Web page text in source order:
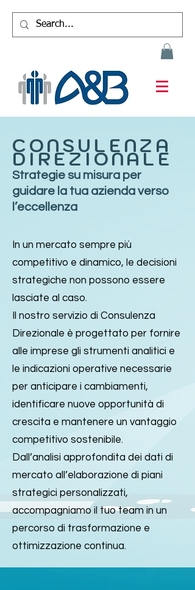
CONSULENZA
DIREZIONALE
Strategie su misura per
guidare la tua azienda verso
l’eccellenza
In un mercato sempre più
competitivo e dinamico, le decisioni
strategiche non possono essere
lasciate al caso.
Il nostro servizio di Consulenza
Direzionale è progettato per fornire
alle imprese gli strumenti analitici e
le indicazioni operative necessarie
per anticipare i cambiamenti,
identificare nuove opportunità di
crescita e mantenere un vantaggio
competitivo sostenibile.
Dall’analisi approfondita dei dati di
mercato all’elaborazione di piani
strategici personalizzati,
accompagniamo il tuo team in un
percorso di trasformazione e
ottimizzazione continua.